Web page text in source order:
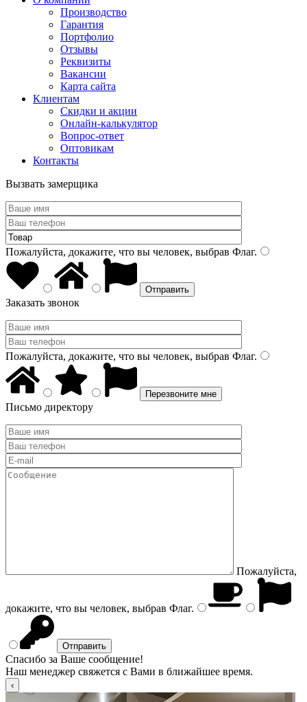
Производство
Гарантия
Портфолио
Отзывы
Реквизиты
Вакансии
Карта сайта
Клиентам
Скидки и акции
Онлайн-калькулятор
Вопрос-ответ
Оптовикам
Контакты
Вызвать замерщика
Пожалуйста, докажите, что вы человек, выбрав Флаг.
Заказать звонок
Пожалуйста, докажите, что вы человек, выбрав Флаг.
Письмо директору
Пожалуйста,
докажите, что вы человек, выбрав Флаг.
Спасибо за Ваше сообщение!
Наш менеджер свяжется с Вами в ближайшее время.